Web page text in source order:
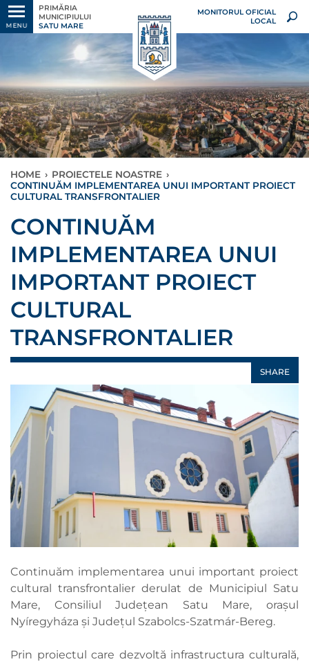
MENU
PRIMĂRIA
MUNICIPIULUI
SATU MARE
MONITORUL OFICIAL
LOCAL
HOME › PROIECTELE NOASTRE ›
CONTINUĂM IMPLEMENTAREA UNUI IMPORTANT PROIECT
CULTURAL TRANSFRONTALIER
CONTINUĂM
IMPLEMENTAREA UNUI
IMPORTANT PROIECT
CULTURAL
TRANSFRONTALIER
SHARE
Continuăm implementarea unui important proiect
cultural transfrontalier derulat de Municipiul Satu
Mare, Consiliul Județean Satu Mare, orașul
Nyíregyháza și Județul Szabolcs-Szatmár-Bereg.
Prin proiectul care dezvoltă infrastructura culturală,